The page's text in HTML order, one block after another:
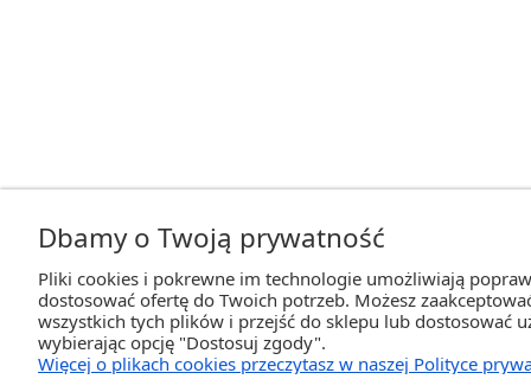
Dbamy o Twoją prywatność
Pliki cookies i pokrewne im technologie umożliwiają
dostosować ofertę do Twoich potrzeb. Możesz
wszystkich tych plików i przejść do sklepu lub dostosować
wybierając opcję "Dostosuj zgody".
Więcej o plikach cookies przeczytasz w naszej Polityce